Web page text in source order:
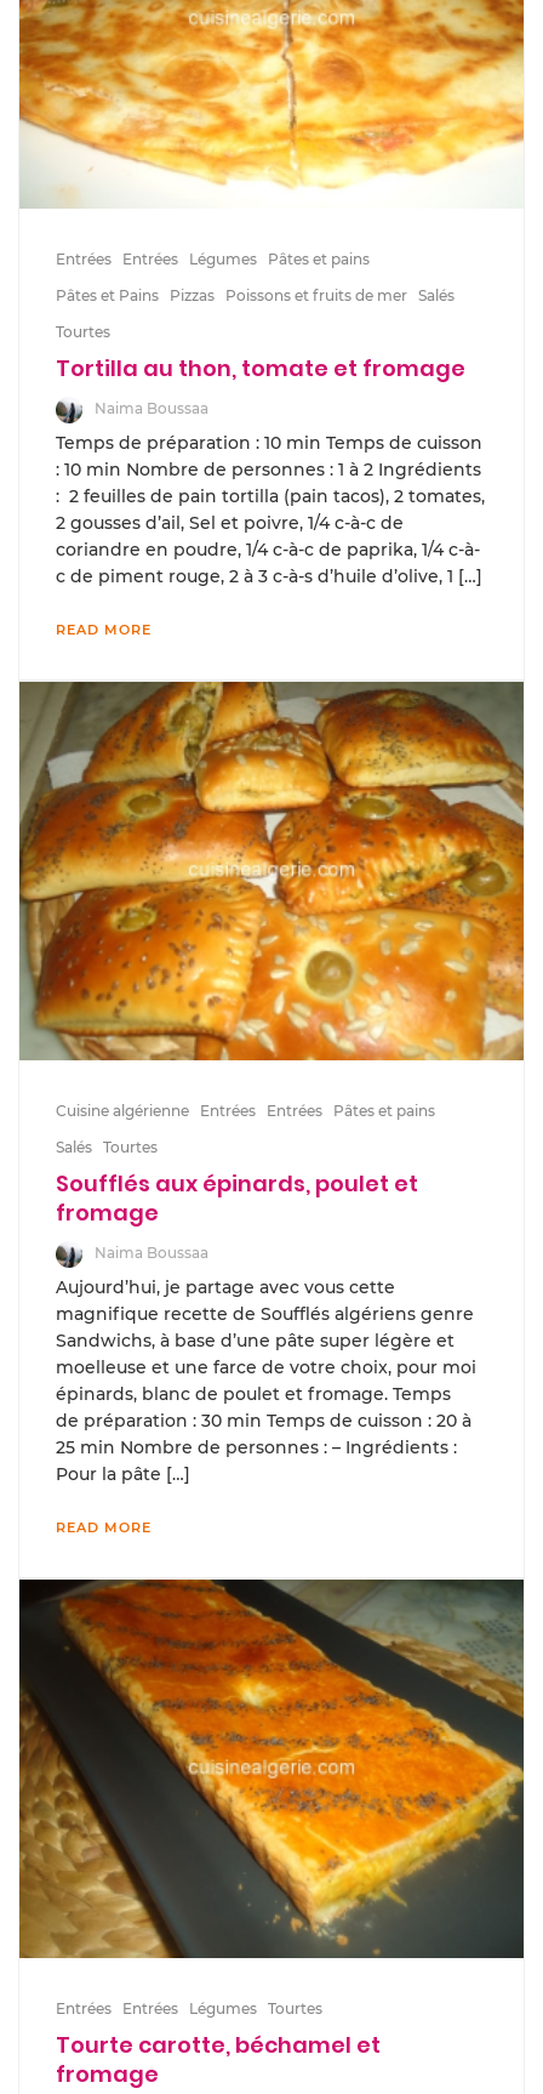
Entrées Entrées Légumes
Pâtes et pains
Pâtes et Pains
Pizzas Poissons et fruits de mer Salés
Tourtes
Tortilla au thon, tomate et fromage
Naima Boussaa
Temps de préparation : 10 min Temps de cuisson
: 10 min Nombre de personnes : 1 à 2 Ingrédients
: 2 feuilles de pain tortilla (pain tacos), 2 tomates,
2 gousses d’ail, Sel et poivre, 1/4 c-à-c de
coriandre en poudre, 1/4 c-à-c de paprika, 1/4 c-à-
c de piment rouge, 2 à 3 c-à-s d’huile d’olive, 1 […]
READ MORE
Cuisine algérienne Entrées Entrées
Pâtes et pains
Salés Tourtes
Soufflés aux épinards, poulet et
fromage
Naima Boussaa
Aujourd’hui, je partage avec vous cette
magnifique recette de Soufflés algériens genre
Sandwichs, à base d’une pâte super légère et
moelleuse et une farce de votre choix, pour moi
épinards, blanc de poulet et fromage. Temps
de préparation : 30 min Temps de cuisson : 20 à
25 min Nombre de personnes : – Ingrédients :
Pour la pâte […]
READ MORE
Entrées Entrées Légumes Tourtes
Tourte carotte, béchamel et
fromage